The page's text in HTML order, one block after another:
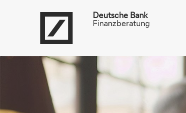
Deutsche Bank
Finanzberatung